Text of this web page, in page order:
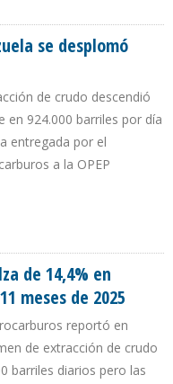
se desplomó
de crudo descendió
en 924.000 barriles por día
entregada por el
a la OPEP
de 14,4% en
meses de 2025
reportó en
de extracción de crudo
barriles diarios pero las